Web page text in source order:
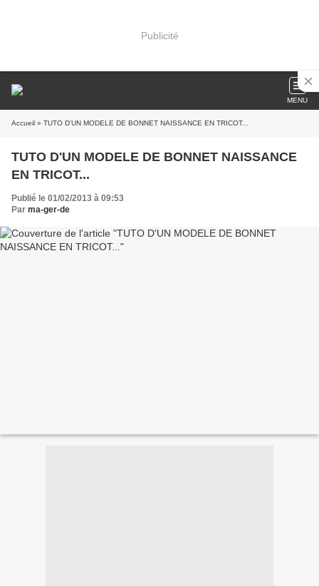
Publicité
MENU
Accueil » TUTO D'UN MODELE DE BONNET NAISSANCE EN TRICOT...
TUTO D'UN MODELE DE BONNET NAISSANCE
EN TRICOT...
Publié le 01/02/2013 à 09:53
Par ma-ger-de